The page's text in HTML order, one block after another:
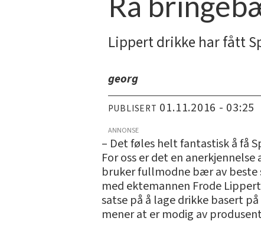
Lippert drikke har fått
georg
PUBLISERT 01.11.2016 - 03:25
ANNONSE
– Det føles helt fantastisk å få
For oss er det en
bruker fullmodne bær av beste
med ektemannen Frode
satse på å lage drikke basert
mener at er modig av